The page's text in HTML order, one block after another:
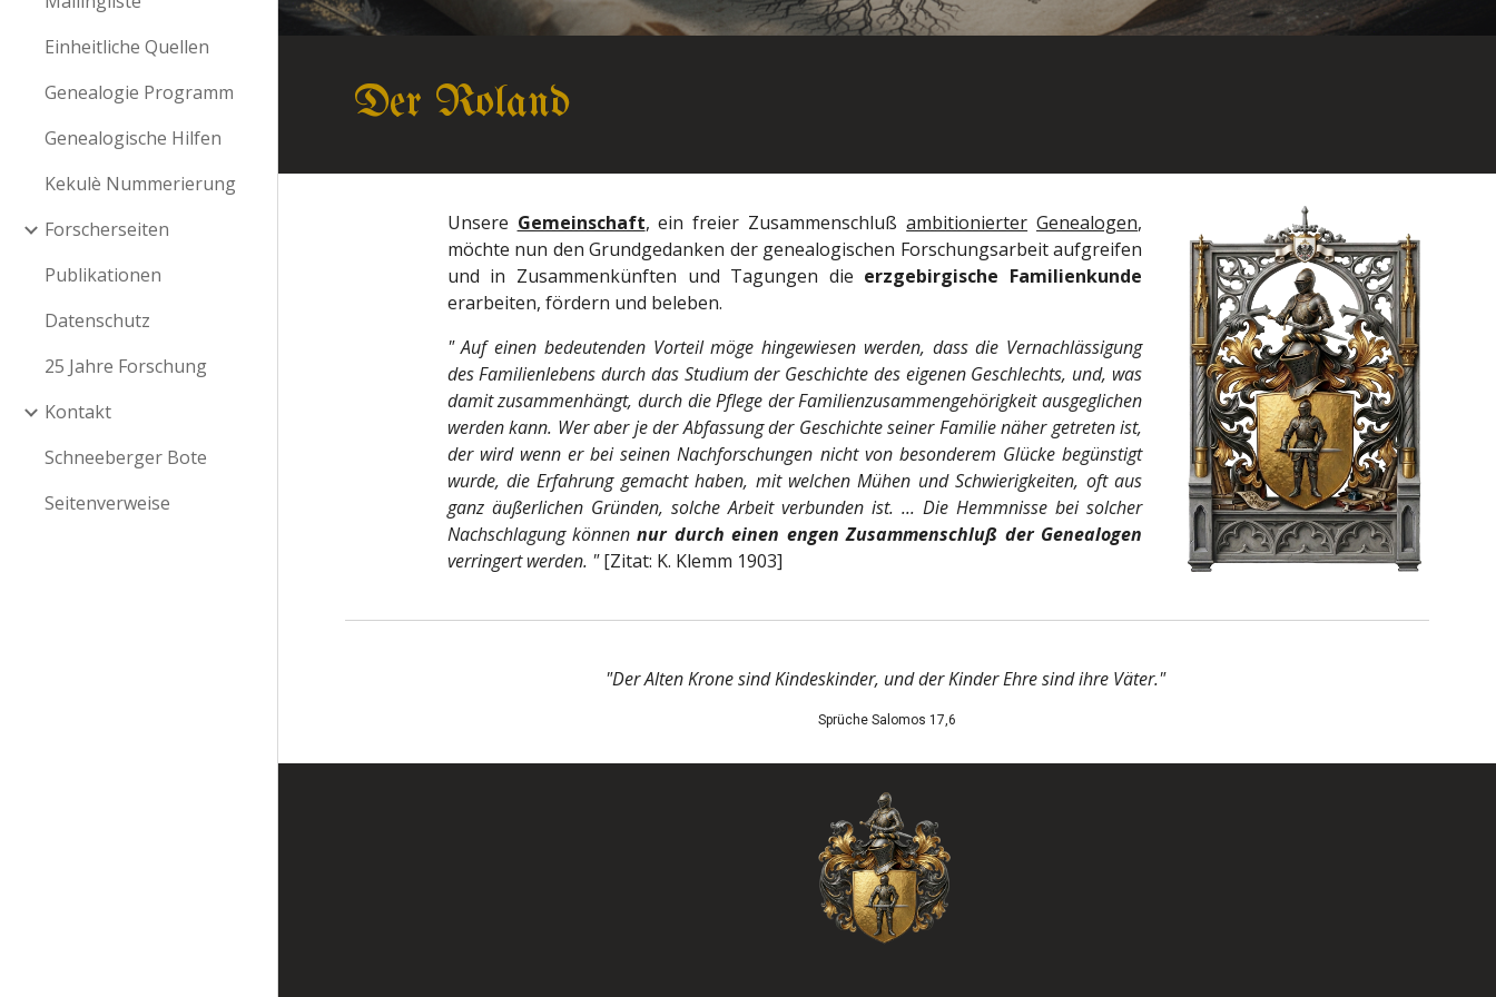
Einheitliche Quellen
Genealogie Programm
Genealogische Hilfen
Kekulè Nummerierung
Forscherseiten
Publikationen
Datenschutz
25 Jahre Forschung
Kontakt
Schneeberger Bote
Seitenverweise
Der Roland
Unsere Gemeinschaft, ein freier Zusammenschlußambitionierter Genealogen,
möchte nun den Grundgedanken der genealogischen Forschungsarbeit aufgreifen
und in Zusammenkünften und Tagungen die erzgebirgische Familienkunde
erarbeiten, fördern und beleben.
" Auf einen bedeutenden Vorteil möge hingewiesen werden, dass die Vernachlässigung
des Familienlebens durch das Studium der Geschichte des eigenen Geschlechts, und, was
damit zusammenhängt, durch die Pflege der Familienzusammengehörigkeit ausgeglichen
werden kann. Wer aber je der Abfassung der Geschichte seiner Familie näher getreten ist,
der wird wenn er bei seinen Nachforschungen nicht von besonderem Glücke begünstigt
wurde, die Erfahrung gemacht haben, mit welchen Mühen und Schwierigkeiten, oft aus
ganz äußerlichen Gründen, solche Arbeit verbunden ist. ... Die Hemmnisse bei solcher
Nachschlagung könnennur durch einen engen Zusammenschluß der Genealogen
verringert werden. "[Zitat: K. Klemm 1903]
"Der Alten Krone sind Kindeskinder, und der Kinder Ehre sind ihre Väter."
Sprüche Salomos 17,6